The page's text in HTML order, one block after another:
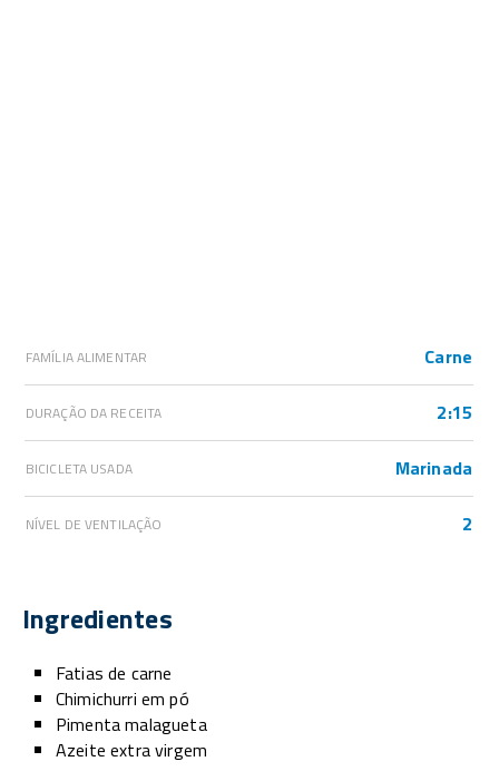
FAMÍLIA ALIMENTAR Carne
DURAÇÃO DA RECEITA 2:15
BICICLETA USADA Marinada
NÍVEL DE VENTILAÇÃO 2
Ingredientes
Fatias de carne
Chimichurri em pó
Pimenta malagueta
Azeite extra virgem